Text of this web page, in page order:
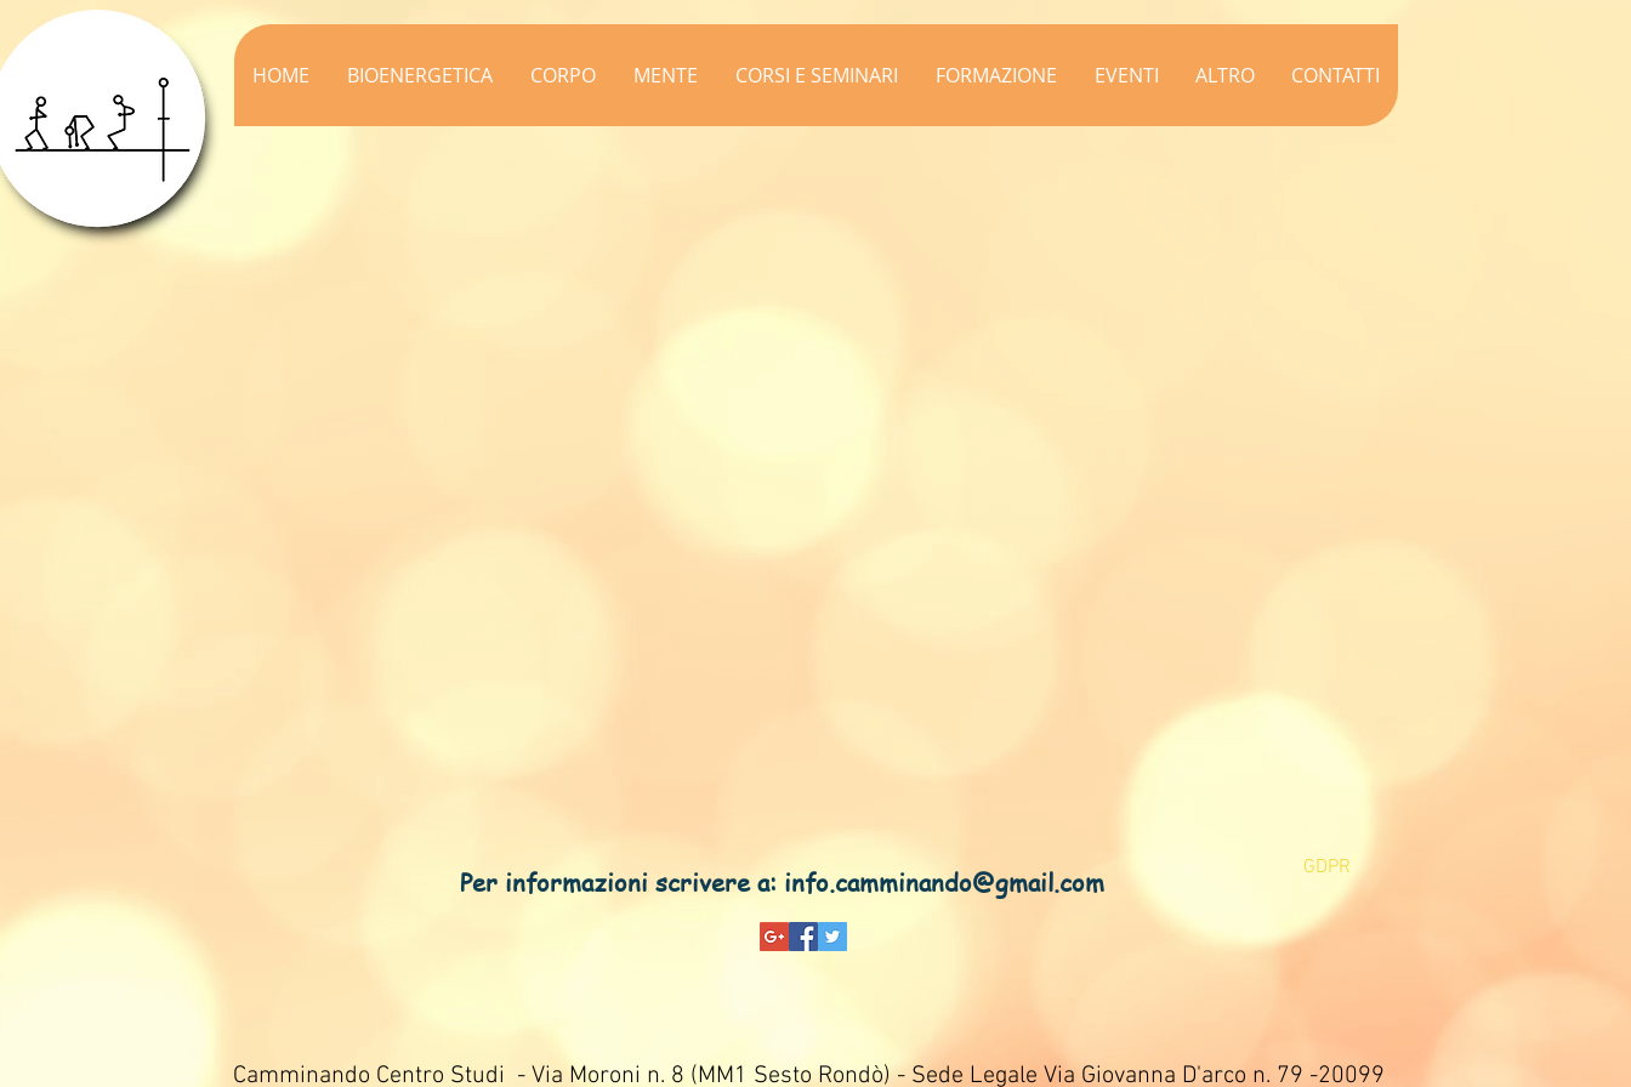
HOME BIOENERGETICA CORPO MENTE CORSI E SEMINARI FORMAZIONE EVENTI ALTRO CONTATTI
GDPR
Per informazioni scrivere a: info.camminando@gmail.com
Camminando Centro Studi - Via Moroni n. 8 (MM1 Sesto Rondò) - Sede Legale Via Giovanna D'arco n. 79 -20099